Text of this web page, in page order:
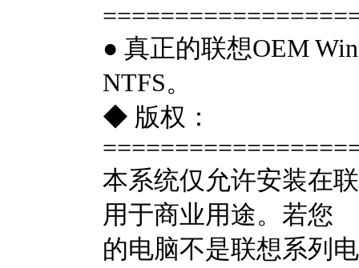
● 真正的联想OEM
NTFS。
◆ 版权：
本系统仅允许安装在
用于商业用途。若您
的电脑不是联想系列